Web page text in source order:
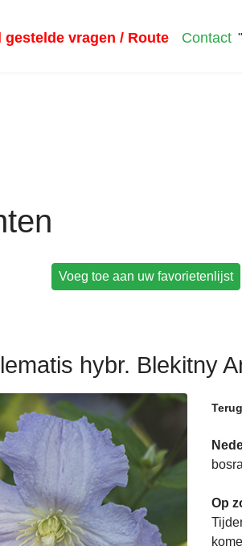
gestelde vragen / Route Contact
hybr. Blekitny
Op